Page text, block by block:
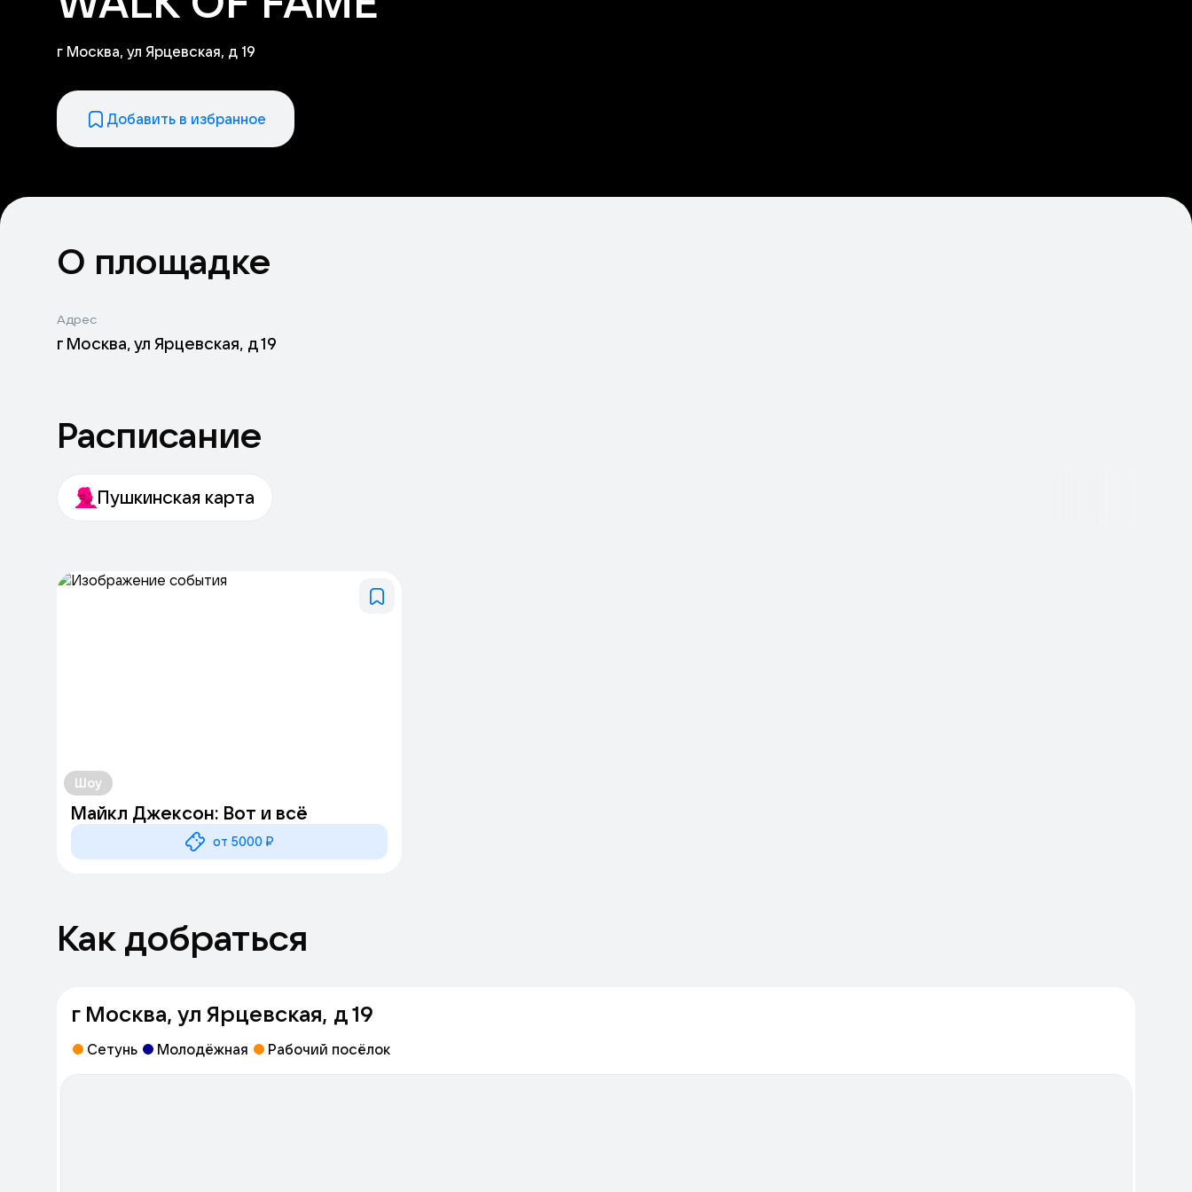
г Москва, ул Ярцевская, д 19
Добавить в избранное
О площадке
Адрес
г Москва, ул Ярцевская, д 19
Расписание
Пушкинская карта
Шоу
Майкл Джексон: Вот и всё
от 5000 ₽
Как добраться
г Москва, ул Ярцевская, д 19
Сетунь Молодёжная Рабочий посёлок